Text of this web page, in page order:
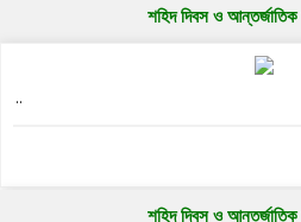
শহিদ দিবস ও আন্তর্জাতিক
..
শহিদ দিবস ও আন্তর্জাতিক